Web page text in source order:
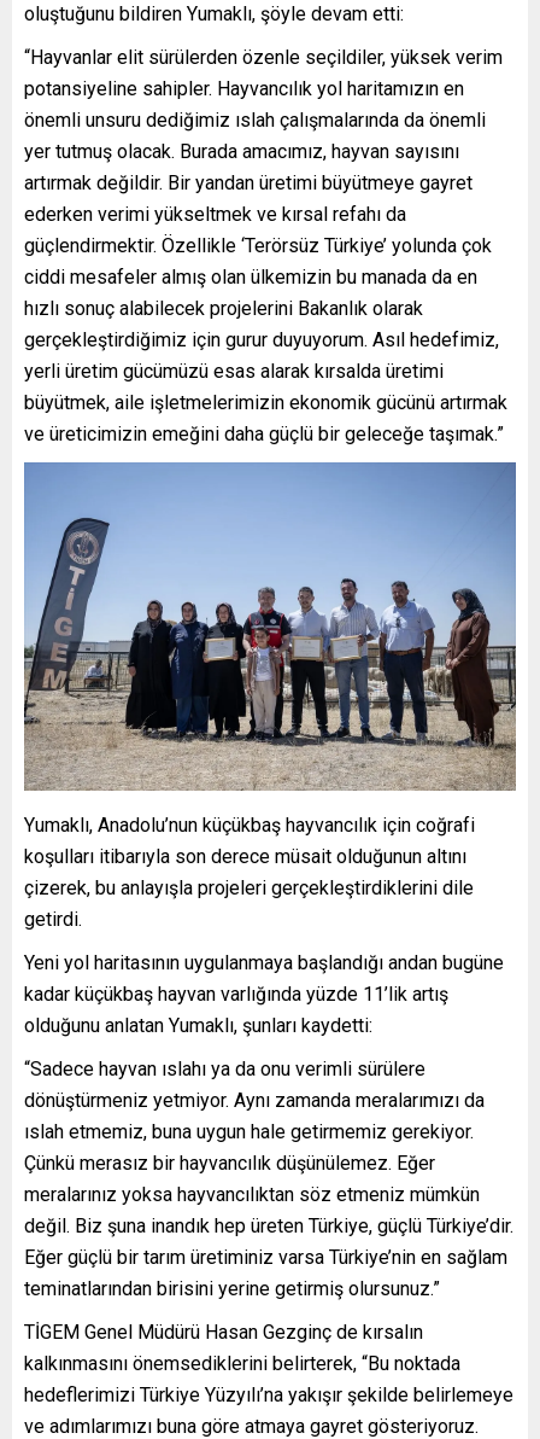
oluştuğunu bildiren Yumaklı, şöyle devam etti:
“Hayvanlar elit sürülerden özenle seçildiler, yüksek verim
potansiyeline sahipler. Hayvancılık yol haritamızın en
önemli unsuru dediğimiz ıslah çalışmalarında da önemli
yer tutmuş olacak. Burada amacımız, hayvan sayısını
artırmak değildir. Bir yandan üretimi büyütmeye gayret
ederken verimi yükseltmek ve kırsal refahı da
güçlendirmektir. Özellikle ‘Terörsüz Türkiye’ yolunda çok
ciddi mesafeler almış olan ülkemizin bu manada da en
hızlı sonuç alabilecek projelerini Bakanlık olarak
gerçekleştirdiğimiz için gurur duyuyorum. Asıl hedefimiz,
yerli üretim gücümüzü esas alarak kırsalda üretimi
büyütmek, aile işletmelerimizin ekonomik gücünü artırmak
ve üreticimizin emeğini daha güçlü bir geleceğe taşımak.”
Yumaklı, Anadolu’nun küçükbaş hayvancılık için coğrafi
koşulları itibarıyla son derece müsait olduğunun altını
çizerek, bu anlayışla projeleri gerçekleştirdiklerini dile
getirdi.
Yeni yol haritasının uygulanmaya başlandığı andan bugüne
kadar küçükbaş hayvan varlığında yüzde 11’lik artış
olduğunu anlatan Yumaklı, şunları kaydetti:
“Sadece hayvan ıslahı ya da onu verimli sürülere
dönüştürmeniz yetmiyor. Aynı zamanda meralarımızı da
ıslah etmemiz, buna uygun hale getirmemiz gerekiyor.
Çünkü merasız bir hayvancılık düşünülemez. Eğer
meralarınız yoksa hayvancılıktan söz etmeniz mümkün
değil. Biz şuna inandık hep üreten Türkiye, güçlü Türkiye’dir.
Eğer güçlü bir tarım üretiminiz varsa Türkiye’nin en sağlam
teminatlarından birisini yerine getirmiş olursunuz.”
TİGEM Genel Müdürü Hasan Gezginç de kırsalın
kalkınmasını önemsediklerini belirterek, “Bu noktada
hedeflerimizi Türkiye Yüzyılı’na yakışır şekilde belirlemeye
ve adımlarımızı buna göre atmaya gayret gösteriyoruz.